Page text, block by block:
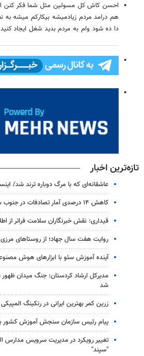
احسن کاش کل مسولین مثل شما فکر کنن
هم درامد مردم زیادمیشه بیکارکم میشه به
دا ده شود وام به مردم بدید شغل ایجاد کنید
تازه‌ترین اخبار
عاشقانه‌ای که با مرگ دوباره ترند شد/
کاهش ۱۴ درصدی آمار تصادفات در جنوب سیستان و بلوچستان
قیداری: نقش خبرنگاران سلامت فراتر از
روایت هفت سال جهاد؛ از روستاهای مرزی
آینده آموزش سئو با ابزارهای هوش
مدیرکل ارشاد کردستان: جنگ میدان
شد
زرین کمر بهترین ایرانی در رنکینگ المپیکی
پیام رئیس سازمان سنجش آموزش کشور
تغییر رویکرد در مدیریت سرویس مدارس
"سپند"